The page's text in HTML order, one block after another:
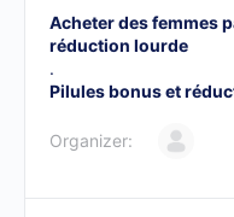
Acheter des femmes
réduction lourde
.
Pilules bonus et
Organizer: